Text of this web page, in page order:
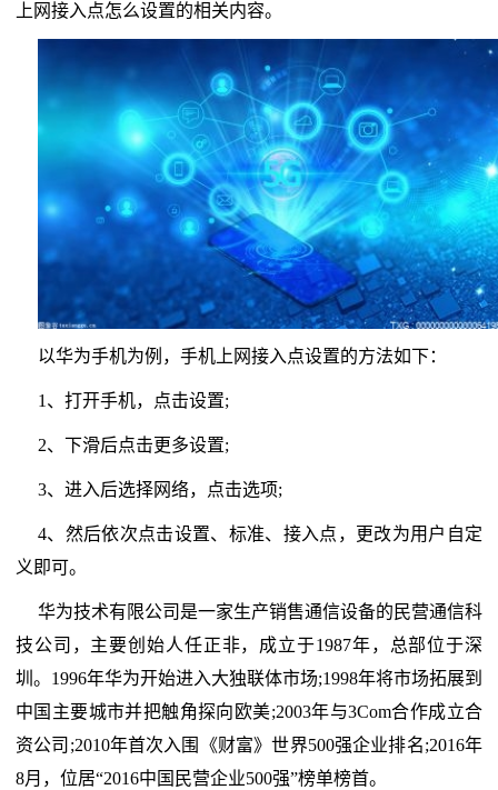
上网接入点怎么设置的相关内容。
以华为手机为例，手机上网接入点设置的方法如下：
1、打开手机，点击设置;
2、下滑后点击更多设置;
3、进入后选择网络，点击选项;
4、然后依次点击设置、标准、接入点，更改为用户自定
义即可。
华为技术有限公司是一家生产销售通信设备的民营通信科
技公司，主要创始人任正非，成立于1987年，总部位于深
圳。1996年华为开始进入大独联体市场;1998年将市场拓展到
中国主要城市并把触角探向欧美;2003年与3Com合作成立合
资公司;2010年首次入围《财富》世界500强企业排名;2016年
8月，位居“2016中国民营企业500强”榜单榜首。